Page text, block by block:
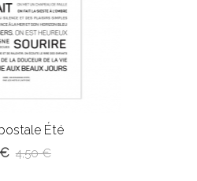
Été
4,50 €